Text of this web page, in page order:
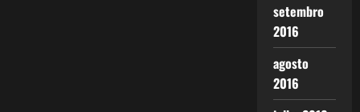
setembro
2016
agosto
2016